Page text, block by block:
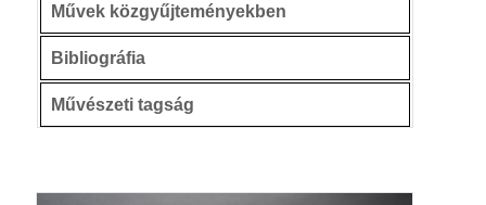
Művek közgyűjteményekben
Bibliográfia
Művészeti tagság